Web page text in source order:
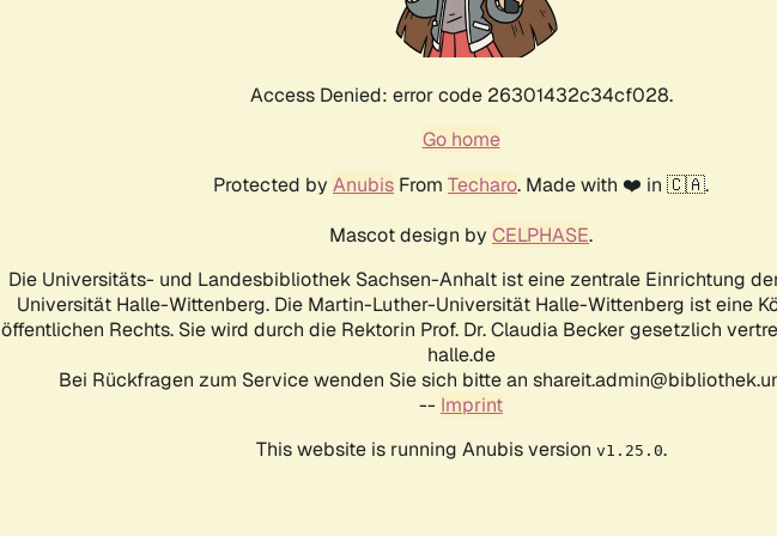
Access Denied: error code 26301432c34cf028.
Go home
Protected by Anubis From Techaro. Made with ❤️ in 🇨🇦.
Mascot design by CELPHASE.
Die Universitäts- und Landesbibliothek Sachsen-Anhalt ist eine zentrale Einrichtung
Universität Halle-Wittenberg. Die Martin-Luther-Universität Halle-Wittenberg ist eine
öffentlichen Rechts. Sie wird durch die Rektorin Prof. Dr. Claudia Becker gesetzlich
halle.de
Bei Rückfragen zum Service wenden Sie sich bitte an
-- Imprint
This website is running Anubis version v1.25.0.